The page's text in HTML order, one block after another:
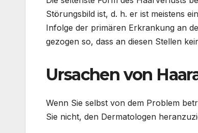
Störungsbild ist, d. h. er ist meistens
Infolge der primären Erkrankung an
gezogen so, dass an diesen Stellen
Ursachen von
Wenn Sie selbst von dem Problem
Sie nicht, den Dermatologen